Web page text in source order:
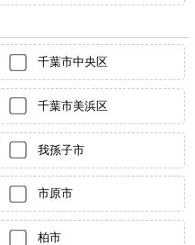
千葉市中央区
千葉市美浜区
我孫子市
市原市
柏市